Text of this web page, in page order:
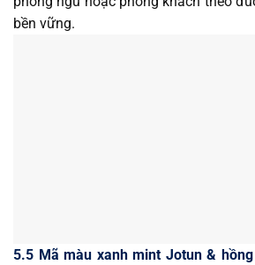
bền vững.
5.5 Mã màu xanh mint Jotun &